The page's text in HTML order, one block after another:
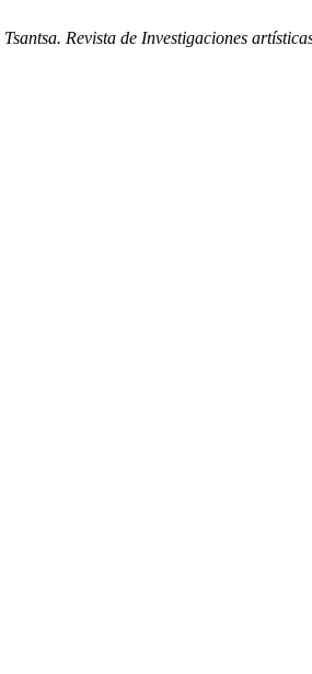
Tsantsa. Revista de Investigaciones